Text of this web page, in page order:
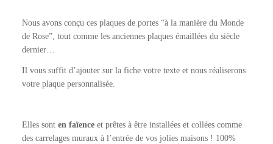
Nous avons conçu ces plaques de portes “à la manière du Monde
de Rose”, tout comme les anciennes plaques émaillées du siècle
dernier…
Il vous suffit d’ajouter sur la fiche votre texte et nous réaliserons
votre plaque personnalisée.
Elles sont en faïenceet prêtes à être installées et collées comme
des carrelages muraux à l’entrée de vos jolies maisons ! 100%